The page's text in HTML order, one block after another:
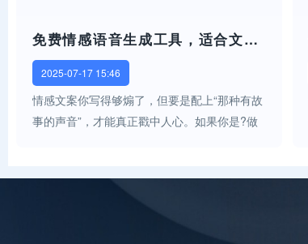
免费情感语音生成工具，适合文案剪辑党！
2025-07-17 15:46
情感文案你写得够煽了，但要是配上“那种有故
事的声音”，才能真正戳中人心。如果你是?做